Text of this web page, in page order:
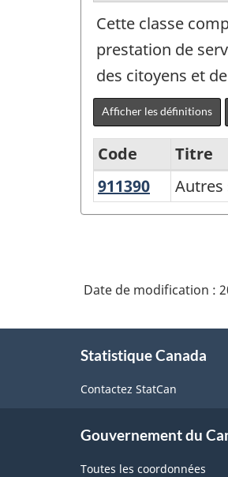
Cette classe
prestation de
des citoyens et
Afficher les définitions
Variante
du
classification
industries
l'Amérique
Code
Titre
911390 Autres
services
la
à
l'emploi
à
Date de modification :
Statistique Canada
Contactez StatCan
Gouvernement du
Toutes les coordonnées